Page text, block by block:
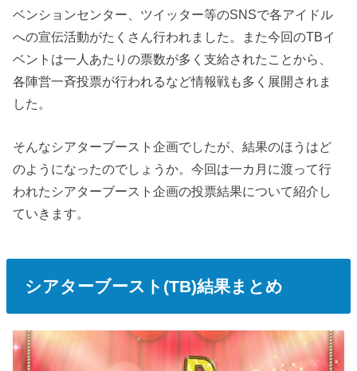
ベンションセンター、ツイッター等のSNSで各アイドル
への宣伝活動がたくさん行われました。また今回のTBイ
ベントは一人あたりの票数が多く支給されたことから、
各陣営一斉投票が行われるなど情報戦も多く展開されま
した。
そんなシアターブースト企画でしたが、結果のほうはど
のようになったのでしょうか。今回は一カ月に渡って行
われたシアターブースト企画の投票結果について紹介し
ていきます。
シアターブースト(TB)結果まとめ